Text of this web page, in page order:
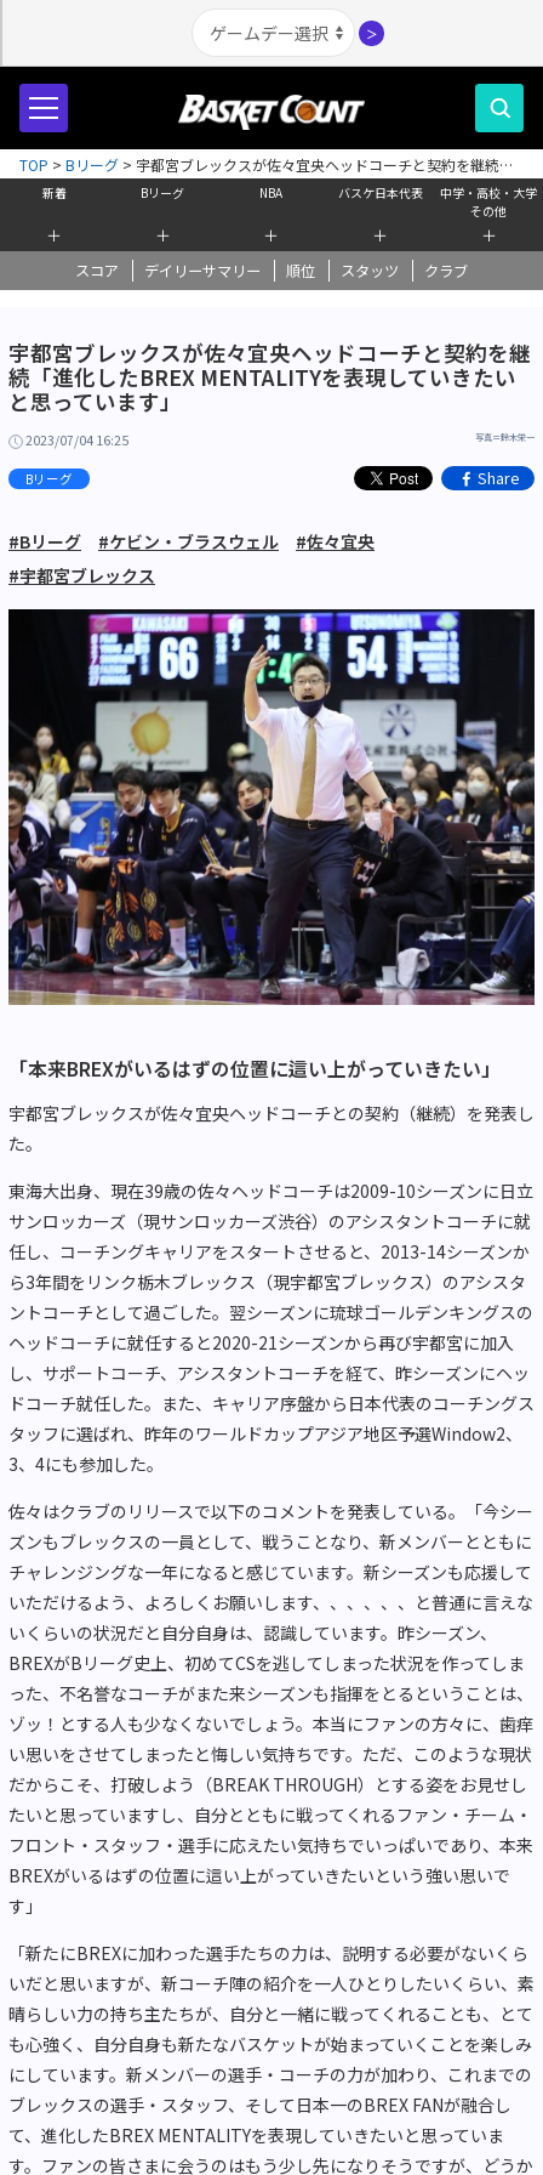
＞
新着
＋
Bリーグ
＋
NBA
＋
バスケ日本代表
＋
中学・高校・大学
その他
＋
スコア デイリーサマリー 順位 スタッツ クラブ
TOP > Bリーグ > 宇都宮ブレックスが佐々宜央ヘッドコーチと契約を継続
「進化したBREX MENTALITYを表現していきたいと思っています」
宇都宮ブレックスが佐々宜央ヘッドコーチと契約を継
続「進化したBREX MENTALITYを表現していきたい
と思っています」
2023/07/04 16:25 写真＝鈴木栄一
Bリーグ Share
#Bリーグ #ケビン・ブラスウェル
#佐々宜央
#宇都宮ブレックス
「本来BREXがいるはずの位置に這い上がっていきたい」
宇都宮ブレックスが佐々宜央ヘッドコーチとの契約（継続）を発表し
た。
東海大出身、現在39歳の佐々ヘッドコーチは2009-10シーズンに日立
サンロッカーズ（現サンロッカーズ渋谷）のアシスタントコーチに就
任し、コーチングキャリアをスタートさせると、2013-14シーズンか
ら3年間をリンク栃木ブレックス（現宇都宮ブレックス）のアシスタ
ントコーチとして過ごした。翌シーズンに琉球ゴールデンキングスの
ヘッドコーチに就任すると2020-21シーズンから再び宇都宮に加入
し、サポートコーチ、アシスタントコーチを経て、昨シーズンにヘッ
ドコーチ就任した。また、キャリア序盤から日本代表のコーチングス
タッフに選ばれ、昨年のワールドカップアジア地区予選Window2、
3、4にも参加した。
佐々はクラブのリリースで以下のコメントを発表している。「今シー
ズンもブレックスの一員として、戦うことなり、新メンバーとともに
チャレンジングな一年になると感じています。新シーズンも応援して
いただけるよう、よろしくお願いします、、、、、、と普通に言えな
いくらいの状況だと自分自身は、認識しています。昨シーズン、
BREXがBリーグ史上、初めてCSを逃してしまった状況を作ってしま
った、不名誉なコーチがまた来シーズンも指揮をとるということは、
ゾッ！とする人も少なくないでしょう。本当にファンの方々に、歯痒
い思いをさせてしまったと悔しい気持ちです。ただ、このような現状
だからこそ、打破しよう（BREAK THROUGH）とする姿をお見せし
たいと思っていますし、自分とともに戦ってくれるファン・チーム・
フロント・スタッフ・選手に応えたい気持ちでいっぱいであり、本来
BREXがいるはずの位置に這い上がっていきたいという強い思いで
す」
「新たにBREXに加わった選手たちの力は、説明する必要がないくら
いだと思いますが、新コーチ陣の紹介を一人ひとりしたいくらい、素
晴らしい力の持ち主たちが、自分と一緒に戦ってくれることも、とて
も心強く、自分自身も新たなバスケットが始まっていくことを楽しみ
にしています。新メンバーの選手・コーチの力が加わり、これまでの
ブレックスの選手・スタッフ、そして日本一のBREX FANが融合し
て、進化したBREX MENTALITYを表現していきたいと思っていま
す。ファンの皆さまに会うのはもう少し先になりそうですが、どうか